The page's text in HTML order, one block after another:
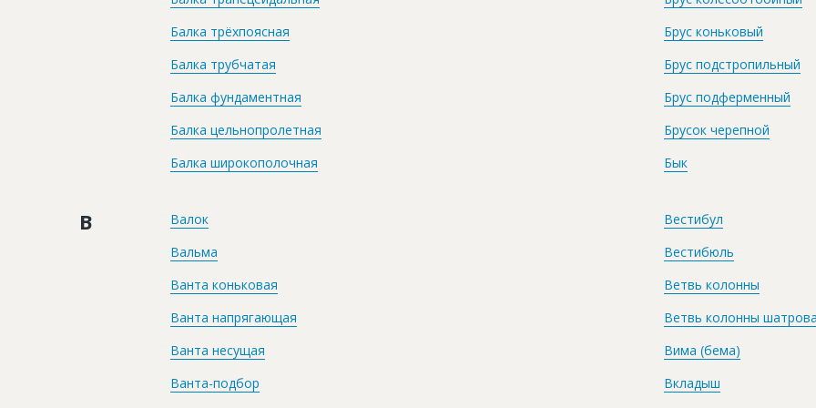
Балка трёхпоясная
Балка трубчатая
Балка фундаментная
Балка цельнопролетная
Балка широкополочная
Брус коньковый
Брус подстропильный
Брус подферменный
Брусок черепной
Бык
В
Валок
Вальма
Ванта коньковая
Ванта напрягающая
Ванта несущая
Ванта-подбор
Вестибул
Вестибюль
Ветвь колонны
Ветвь колонны
Вима (бема)
Вкладыш